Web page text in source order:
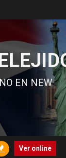
EN NEW
Ver online